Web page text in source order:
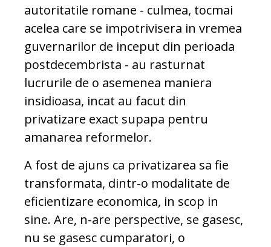
autoritatile romane - culmea, tocmai
acelea care se impotrivisera in vremea
guvernarilor de inceput din perioada
postdecembrista - au rasturnat
lucrurile de o asemenea maniera
insidioasa, incat au facut din
privatizare exact supapa pentru
amanarea reformelor.
A fost de ajuns ca privatizarea sa fie
transformata, dintr-o modalitate de
eficientizare economica, in scop in
sine. Are, n-are perspective, se gasesc,
nu se gasesc cumparatori, o